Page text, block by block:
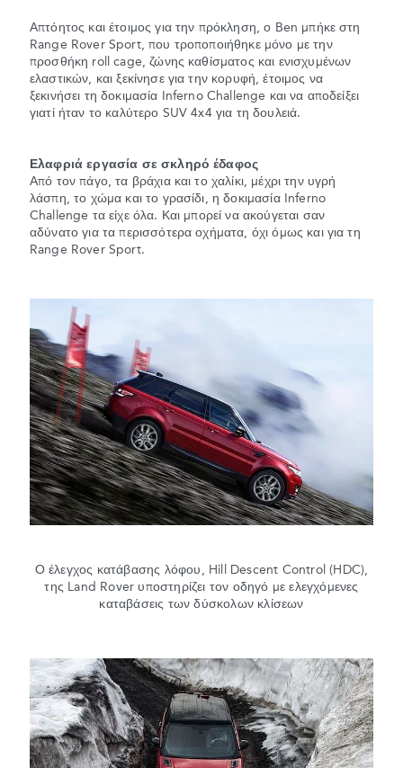
Απτόητος και έτοιμος για την πρόκληση, ο Ben μπήκε στη
Range Rover Sport, που τροποποιήθηκε μόνο με την
προσθήκη roll cage, ζώνης καθίσματος και ενισχυμένων
ελαστικών, και ξεκίνησε για την κορυφή, έτοιμος να
ξεκινήσει τη δοκιμασία Inferno Challenge και να αποδείξει
γιατί ήταν το καλύτερο SUV 4x4 για τη δουλειά.
Ελαφριά εργασία σε σκληρό έδαφος
Από τον πάγο, τα βράχια και το χαλίκι, μέχρι την υγρή
λάσπη, το χώμα και το γρασίδι, η δοκιμασία Inferno
Challenge τα είχε όλα. Και μπορεί να ακούγεται σαν
αδύνατο για τα περισσότερα οχήματα, όχι όμως και για τη
Range Rover Sport.
Ο έλεγχος κατάβασης λόφου, Hill Descent Control (HDC),
της Land Rover υποστηρίζει τον οδηγό με ελεγχόμενες
καταβάσεις των δύσκολων κλίσεων